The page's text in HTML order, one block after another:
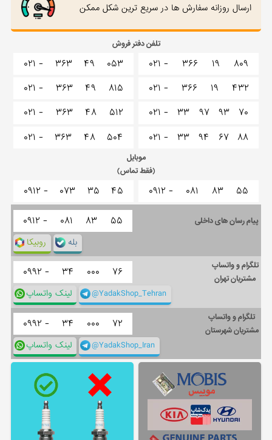
ارسال روزانه سفارش ها در سریع ترین شکل ممکن
تلفن دفتر فروش
۰۲۱ - ۳۶۶ ۱۹
۸۰۹
۰۲۱ -
۳۶۶ ۱۹
۴۳۲
۰۲۱ -
۳۳ ۹۷ ۹۳
۷۰
۰۲۱ -
۳۳ ۹۴ ۶۷ ۸۸
۰۲۱ - ۳۶۳ ۴۹
۰۵۳
۰۲۱ -
۳۶۳ ۴۹
۸۱۵
۰۲۱ -
۳۶۳ ۴۸
۵۱۲
۰۲۱ -
۳۶۳ ۴۸ ۵۰۴
موبایل
(فقط تماس)
۰۹۱۲ - ۰۸۱ ۸۳ ۵۵ ۰۹۱۲ - ۰۷۳ ۳۵ ۴۵
پیام رسان های داخلی ۰۹۱۲ - ۰۸۱ ۸۳ ۵۵
روبیکا بله
تلگرام و واتساپ
مشتریان تهران
۰۹۹۲ - ۳۴ ۰۰۰ ۷۶
لینک واتساپ @YadakShop_Tehran
تلگرام و واتساپ
مشتریان شهرستان
۰۹۹۲ - ۳۴ ۰۰۰ ۷۲
لینک واتساپ @YadakShop_Iran